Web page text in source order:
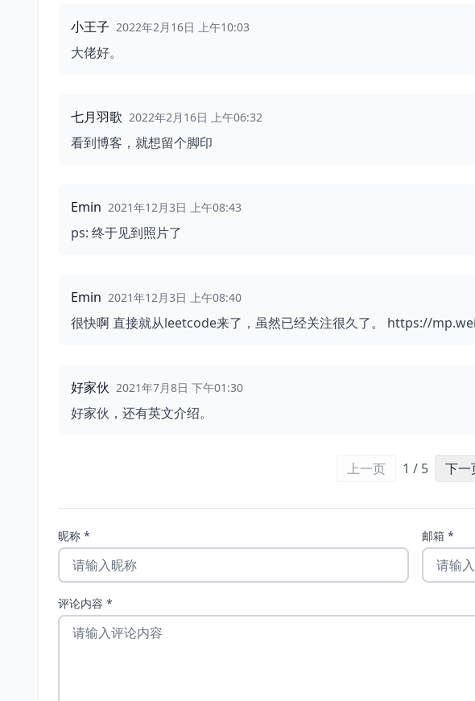
小王子 2022年2月16日 上午10:03
大佬好。
七月羽歌 2022年2月16日 上午06:32
看到博客，就想留个脚印
Emin 2021年12月3日 上午08:43
ps: 终于见到照片了
Emin 2021年12月3日 上午08:40
很快啊 直接就从leetcode来了，虽然已经关注很久了。 https://
好家伙 2021年7月8日 下午01:30
好家伙，还有英文介绍。
上一页 1 / 5 下一
昵称 * 邮箱 *
评论内容 *